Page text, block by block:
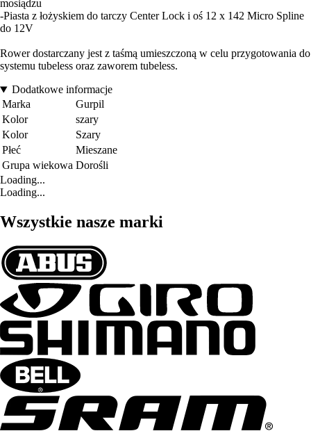
mosiądzu
-Piasta z łożyskiem do tarczy Center Lock i oś 12 x 142 Micro Spline
do 12V
Rower dostarczany jest z taśmą umieszczoną w celu przygotowania do
systemu tubeless oraz zaworem tubeless.
Dodatkowe informacje
Marka
Gurpil
Kolor
szary
Kolor
Szary
Płeć
Mieszane
Grupa wiekowa Dorośli
Loading...
Loading...
Wszystkie nasze marki